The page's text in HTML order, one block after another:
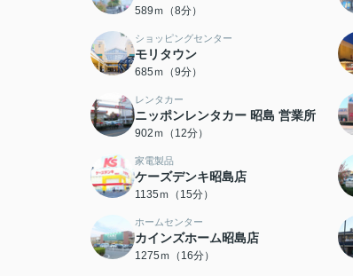
589ｍ（8分）
ショッピングセンター
モリタウン
685ｍ（9分）
レンタカー
ニッポンレンタカー 昭島 営業所
902ｍ（12分）
家電製品
ケーズデンキ昭島店
1135ｍ（15分）
ホームセンター
カインズホーム昭島店
1275ｍ（16分）